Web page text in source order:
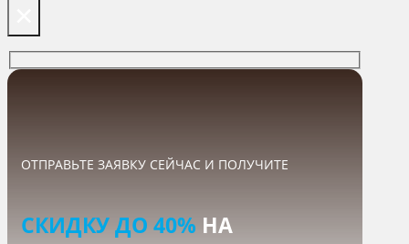
ОТПРАВЬТЕ ЗАЯВКУ СЕЙЧАС И ПОЛУЧИТЕ
СКИДКУ ДО 40% НА